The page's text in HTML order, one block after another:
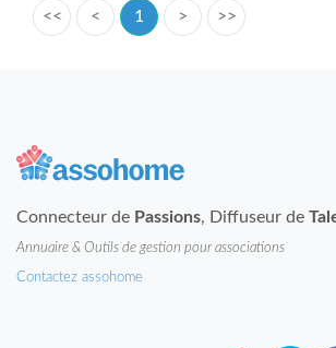
<< < 1 > >>
Connecteur de Passions, Diffuseur de
Annuaire & Outils de gestion pour associations
Contactez assohome